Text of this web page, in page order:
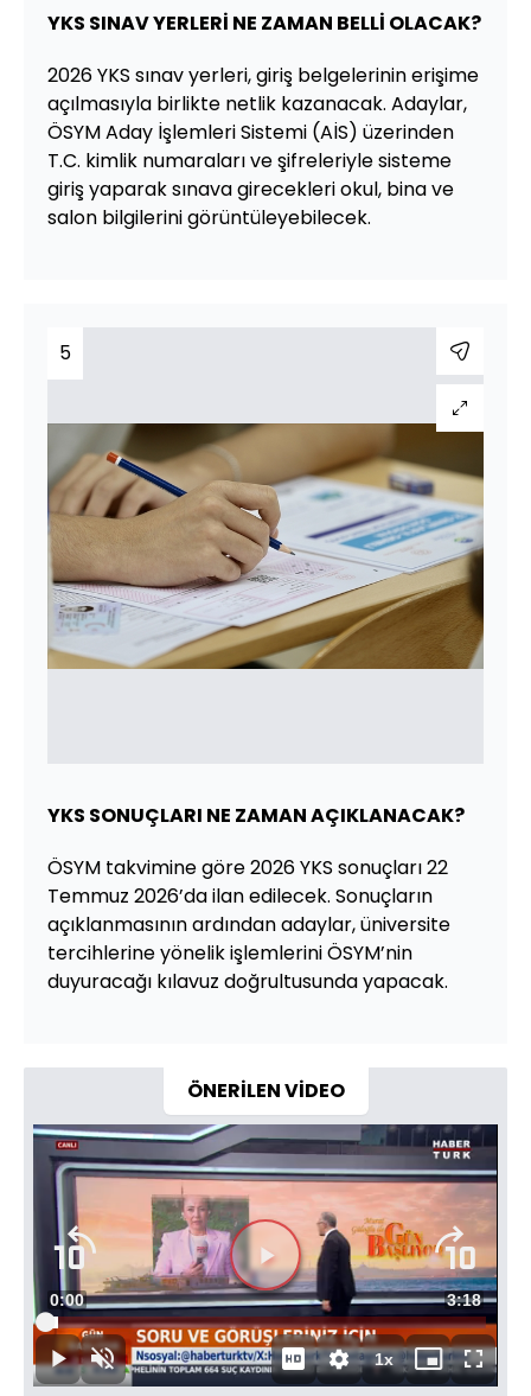
YKS SINAV YERLERİ NE ZAMAN BELLİ OLACAK?
2026 YKS sınav yerleri, giriş belgelerinin erişime
açılmasıyla birlikte netlik kazanacak. Adaylar,
ÖSYM Aday İşlemleri Sistemi (AİS) üzerinden
T.C. kimlik numaraları ve şifreleriyle sisteme
giriş yaparak sınava girecekleri okul, bina ve
salon bilgilerini görüntüleyebilecek.
5
YKS SONUÇLARI NE ZAMAN AÇIKLANACAK?
ÖSYM takvimine göre 2026 YKS sonuçları 22
Temmuz 2026’da ilan edilecek. Sonuçların
açıklanmasının ardından adaylar, üniversite
tercihlerine yönelik işlemlerini ÖSYM’nin
duyuracağı kılavuz doğrultusunda yapacak.
ÖNERİLEN VİDEO
Videoyu
Oynat
OynatSesi
Aç
Süre
0:00 Toplam
Süre
3:18
Yüklendi:
2.99%
1xOynatma
Hızı
Mini
oynatıcı
Tam
Ekran